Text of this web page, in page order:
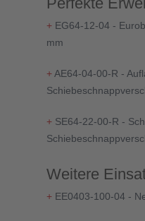
+ EG64-12-04 -
mm
+ AE64-04-00-R -
+ SE64-22-00-R -
Weitere
+ EE0403-100-04 -